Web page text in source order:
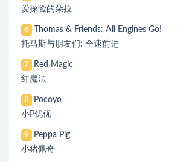
爱探险的朵拉
6
Thomas & Friends: All Engines Go!
托马斯与朋友们: 全速前进
7
Red Magic
红魔法
8
Pocoyo
小P优优
9
Peppa Pig
小猪佩奇